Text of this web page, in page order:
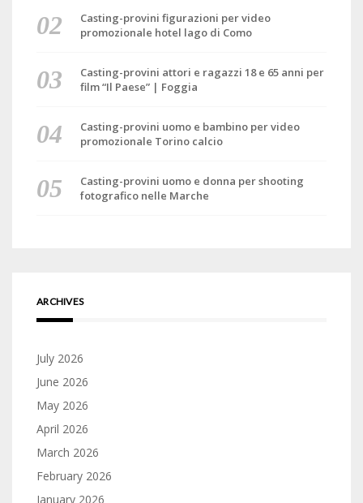
Casting-provini figurazioni per video
promozionale hotel lago di Como
Casting-provini attori e ragazzi 18 e 65 anni per
film “Il Paese” | Foggia
Casting-provini uomo e bambino per video
promozionale Torino calcio
Casting-provini uomo e donna per shooting
fotografico nelle Marche
ARCHIVES
July 2026
June 2026
May 2026
April 2026
March 2026
February 2026
January 2026